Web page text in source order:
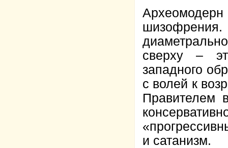
сверху –
западного
с волей к
Правителем
и сатанизм.